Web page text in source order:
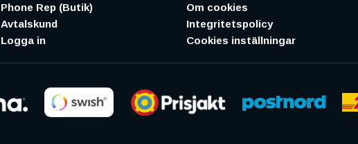
Phone Rep (Butik)
Avtalskund
Logga in
Om cookies
Integritetspolicy
Cookies inställningar